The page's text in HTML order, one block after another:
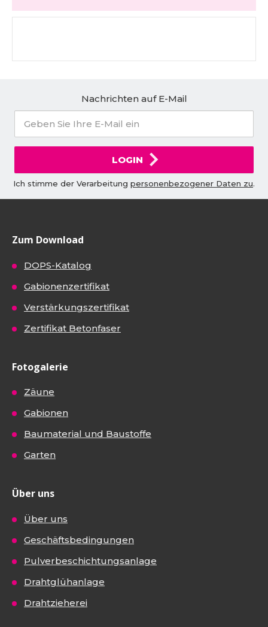
Nachrichten auf E-Mail
LOGIN
Ich stimme der Verarbeitung personenbezogener Daten zu.
Zum Download
DOPS-Katalog
Gabionenzertifikat
Verstärkungszertifikat
Zertifikat Betonfaser
Fotogalerie
Zäune
Gabionen
Baumaterial und Baustoffe
Garten
Über uns
Über uns
Geschäftsbedingungen
Pulverbeschichtungsanlage
Drahtglühanlage
Drahtzieherei